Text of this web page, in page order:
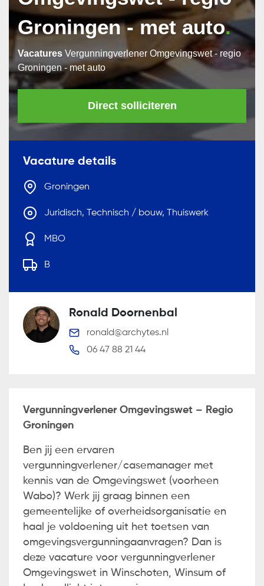
Groningen - met auto
Vacatures Vergunningverlener Omgevingswet - regio
Groningen - met auto
Direct solliciteren
Vacature details
Groningen
Juridisch, Technisch / bouw, Thuiswerk
MBO
B
Ronald Doornenbal
ronald@archytes.nl
06 47 88 21 44
Vergunningverlener Omgevingswet – Regio
Groningen
Ben jij een ervaren
vergunningverlener/casemanager met
kennis van de Omgevingswet (voorheen
Wabo)? Werk jij graag binnen een
gemeentelijke of overheidsorganisatie en
haal je voldoening uit het toetsen van
omgevingsvergunningaanvragen? Dan is
deze vacature voor vergunningverlener
Omgevingswet in Winschoten, Winsum of